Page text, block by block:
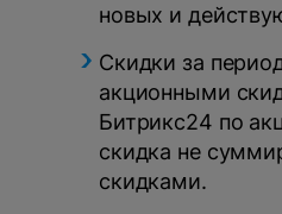
новых и
Скидки за
акционными
Битрикс24 по
скидка не
скидками.